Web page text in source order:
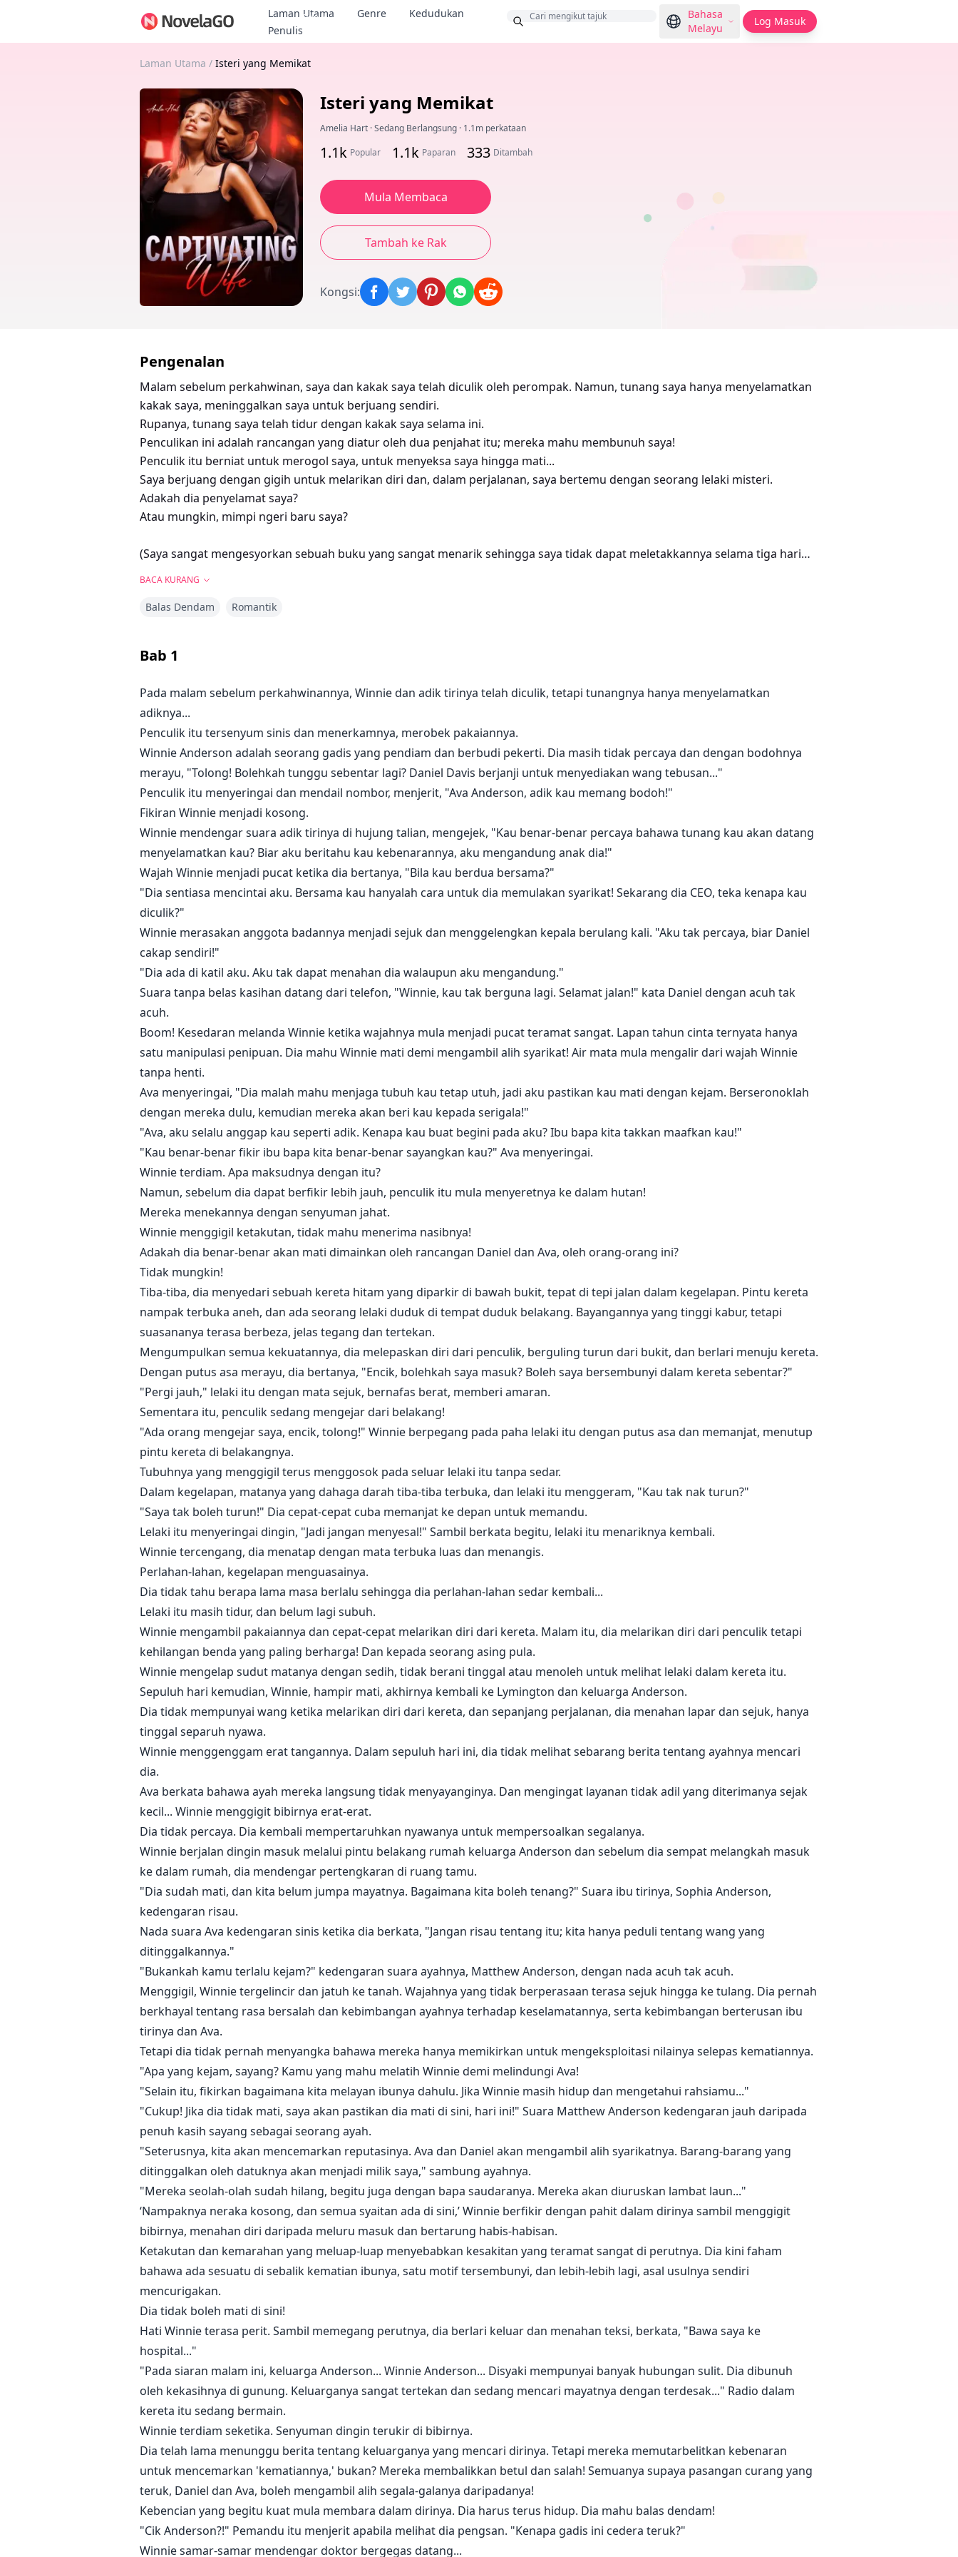
Laman Utama Genre
Kedudukan
Penulis
Bonus
Bahasa
Melayu
Log Masuk
Laman Utama / Isteri yang Memikat
Isteri yang Memikat
Amelia Hart ·Sedang Berlangsung · 1.1m perkataan
1.1k Popular 1.1k Paparan 333 Ditambah
Mula Membaca
Tambah ke Rak
Kongsi:
Pengenalan
Malam sebelum perkahwinan, saya dan kakak saya telah diculik oleh perompak. Namun, tunang saya hanya menyelamatkan
kakak saya, meninggalkan saya untuk berjuang sendiri.
Rupanya, tunang saya telah tidur dengan kakak saya selama ini.
Penculikan ini adalah rancangan yang diatur oleh dua penjahat itu; mereka mahu membunuh saya!
Penculik itu berniat untuk merogol saya, untuk menyeksa saya hingga mati...
Saya berjuang dengan gigih untuk melarikan diri dan, dalam perjalanan, saya bertemu dengan seorang lelaki misteri.
Adakah dia penyelamat saya?
Atau mungkin, mimpi ngeri baru saya?
(Saya sangat mengesyorkan sebuah buku yang sangat menarik sehingga saya tidak dapat meletakkannya selama tiga hari
BACA KURANG
Balas Dendam Romantik
Bab 1
Pada malam sebelum perkahwinannya, Winnie dan adik tirinya telah diculik, tetapi tunangnya hanya menyelamatkan
adiknya...
Penculik itu tersenyum sinis dan menerkamnya, merobek pakaiannya.
Winnie Anderson adalah seorang gadis yang pendiam dan berbudi pekerti. Dia masih tidak percaya dan dengan bodohnya
merayu, "Tolong! Bolehkah tunggu sebentar lagi? Daniel Davis berjanji untuk menyediakan wang tebusan..."
Penculik itu menyeringai dan mendail nombor, menjerit, "Ava Anderson, adik kau memang bodoh!"
Fikiran Winnie menjadi kosong.
Winnie mendengar suara adik tirinya di hujung talian, mengejek, "Kau benar-benar percaya bahawa tunang kau akan datang
menyelamatkan kau? Biar aku beritahu kau kebenarannya, aku mengandung anak dia!"
Wajah Winnie menjadi pucat ketika dia bertanya, "Bila kau berdua bersama?"
"Dia sentiasa mencintai aku. Bersama kau hanyalah cara untuk dia memulakan syarikat! Sekarang dia CEO, teka kenapa kau
diculik?"
Winnie merasakan anggota badannya menjadi sejuk dan menggelengkan kepala berulang kali. "Aku tak percaya, biar Daniel
cakap sendiri!"
"Dia ada di katil aku. Aku tak dapat menahan dia walaupun aku mengandung."
Suara tanpa belas kasihan datang dari telefon, "Winnie, kau tak berguna lagi. Selamat jalan!" kata Daniel dengan acuh tak
acuh.
Boom! Kesedaran melanda Winnie ketika wajahnya mula menjadi pucat teramat sangat. Lapan tahun cinta ternyata hanya
satu manipulasi penipuan. Dia mahu Winnie mati demi mengambil alih syarikat! Air mata mula mengalir dari wajah Winnie
tanpa henti.
Ava menyeringai, "Dia malah mahu menjaga tubuh kau tetap utuh, jadi aku pastikan kau mati dengan kejam. Berseronoklah
dengan mereka dulu, kemudian mereka akan beri kau kepada serigala!"
"Ava, aku selalu anggap kau seperti adik. Kenapa kau buat begini pada aku? Ibu bapa kita takkan maafkan kau!"
"Kau benar-benar fikir ibu bapa kita benar-benar sayangkan kau?" Ava menyeringai.
Winnie terdiam. Apa maksudnya dengan itu?
Namun, sebelum dia dapat berfikir lebih jauh, penculik itu mula menyeretnya ke dalam hutan!
Mereka menekannya dengan senyuman jahat.
Winnie menggigil ketakutan, tidak mahu menerima nasibnya!
Adakah dia benar-benar akan mati dimainkan oleh rancangan Daniel dan Ava, oleh orang-orang ini?
Tidak mungkin!
Tiba-tiba, dia menyedari sebuah kereta hitam yang diparkir di bawah bukit, tepat di tepi jalan dalam kegelapan. Pintu kereta
nampak terbuka aneh, dan ada seorang lelaki duduk di tempat duduk belakang. Bayangannya yang tinggi kabur, tetapi
suasananya terasa berbeza, jelas tegang dan tertekan.
Mengumpulkan semua kekuatannya, dia melepaskan diri dari penculik, berguling turun dari bukit, dan berlari menuju kereta.
Dengan putus asa merayu, dia bertanya, "Encik, bolehkah saya masuk? Boleh saya bersembunyi dalam kereta sebentar?"
"Pergi jauh," lelaki itu dengan mata sejuk, bernafas berat, memberi amaran.
Sementara itu, penculik sedang mengejar dari belakang!
"Ada orang mengejar saya, encik, tolong!" Winnie berpegang pada paha lelaki itu dengan putus asa dan memanjat, menutup
pintu kereta di belakangnya.
Tubuhnya yang menggigil terus menggosok pada seluar lelaki itu tanpa sedar.
Dalam kegelapan, matanya yang dahaga darah tiba-tiba terbuka, dan lelaki itu menggeram, "Kau tak nak turun?"
"Saya tak boleh turun!" Dia cepat-cepat cuba memanjat ke depan untuk memandu.
Lelaki itu menyeringai dingin, "Jadi jangan menyesal!" Sambil berkata begitu, lelaki itu menariknya kembali.
Winnie tercengang, dia menatap dengan mata terbuka luas dan menangis.
Perlahan-lahan, kegelapan menguasainya.
Dia tidak tahu berapa lama masa berlalu sehingga dia perlahan-lahan sedar kembali...
Lelaki itu masih tidur, dan belum lagi subuh.
Winnie mengambil pakaiannya dan cepat-cepat melarikan diri dari kereta. Malam itu, dia melarikan diri dari penculik tetapi
kehilangan benda yang paling berharga! Dan kepada seorang asing pula.
Winnie mengelap sudut matanya dengan sedih, tidak berani tinggal atau menoleh untuk melihat lelaki dalam kereta itu.
Sepuluh hari kemudian, Winnie, hampir mati, akhirnya kembali ke Lymington dan keluarga Anderson.
Dia tidak mempunyai wang ketika melarikan diri dari kereta, dan sepanjang perjalanan, dia menahan lapar dan sejuk, hanya
tinggal separuh nyawa.
Winnie menggenggam erat tangannya. Dalam sepuluh hari ini, dia tidak melihat sebarang berita tentang ayahnya mencari
dia.
Ava berkata bahawa ayah mereka langsung tidak menyayanginya. Dan mengingat layanan tidak adil yang diterimanya sejak
kecil... Winnie menggigit bibirnya erat-erat.
Dia tidak percaya. Dia kembali mempertaruhkan nyawanya untuk mempersoalkan segalanya.
Winnie berjalan dingin masuk melalui pintu belakang rumah keluarga Anderson dan sebelum dia sempat melangkah masuk
ke dalam rumah, dia mendengar pertengkaran di ruang tamu.
"Dia sudah mati, dan kita belum jumpa mayatnya. Bagaimana kita boleh tenang?" Suara ibu tirinya, Sophia Anderson,
kedengaran risau.
Nada suara Ava kedengaran sinis ketika dia berkata, "Jangan risau tentang itu; kita hanya peduli tentang wang yang
ditinggalkannya."
"Bukankah kamu terlalu kejam?" kedengaran suara ayahnya, Matthew Anderson, dengan nada acuh tak acuh.
Menggigil, Winnie tergelincir dan jatuh ke tanah. Wajahnya yang tidak berperasaan terasa sejuk hingga ke tulang. Dia pernah
berkhayal tentang rasa bersalah dan kebimbangan ayahnya terhadap keselamatannya, serta kebimbangan berterusan ibu
tirinya dan Ava.
Tetapi dia tidak pernah menyangka bahawa mereka hanya memikirkan untuk mengeksploitasi nilainya selepas kematiannya.
"Apa yang kejam, sayang? Kamu yang mahu melatih Winnie demi melindungi Ava!
"Selain itu, fikirkan bagaimana kita melayan ibunya dahulu. Jika Winnie masih hidup dan mengetahui rahsiamu..."
"Cukup! Jika dia tidak mati, saya akan pastikan dia mati di sini, hari ini!" Suara Matthew Anderson kedengaran jauh daripada
penuh kasih sayang sebagai seorang ayah.
"Seterusnya, kita akan mencemarkan reputasinya. Ava dan Daniel akan mengambil alih syarikatnya. Barang-barang yang
ditinggalkan oleh datuknya akan menjadi milik saya," sambung ayahnya.
"Mereka seolah-olah sudah hilang, begitu juga dengan bapa saudaranya. Mereka akan diuruskan lambat laun..."
‘Nampaknya neraka kosong, dan semua syaitan ada di sini,’ Winnie berfikir dengan pahit dalam dirinya sambil menggigit
bibirnya, menahan diri daripada meluru masuk dan bertarung habis-habisan.
Ketakutan dan kemarahan yang meluap-luap menyebabkan kesakitan yang teramat sangat di perutnya. Dia kini faham
bahawa ada sesuatu di sebalik kematian ibunya, satu motif tersembunyi, dan lebih-lebih lagi, asal usulnya sendiri
mencurigakan.
Dia tidak boleh mati di sini!
Hati Winnie terasa perit. Sambil memegang perutnya, dia berlari keluar dan menahan teksi, berkata, "Bawa saya ke
hospital..."
"Pada siaran malam ini, keluarga Anderson... Winnie Anderson... Disyaki mempunyai banyak hubungan sulit. Dia dibunuh
oleh kekasihnya di gunung. Keluarganya sangat tertekan dan sedang mencari mayatnya dengan terdesak..." Radio dalam
kereta itu sedang bermain.
Winnie terdiam seketika. Senyuman dingin terukir di bibirnya.
Dia telah lama menunggu berita tentang keluarganya yang mencari dirinya. Tetapi mereka memutarbelitkan kebenaran
untuk mencemarkan 'kematiannya,' bukan? Mereka membalikkan betul dan salah! Semuanya supaya pasangan curang yang
teruk, Daniel dan Ava, boleh mengambil alih segala-galanya daripadanya!
Kebencian yang begitu kuat mula membara dalam dirinya. Dia harus terus hidup. Dia mahu balas dendam!
"Cik Anderson?!" Pemandu itu menjerit apabila melihat dia pengsan. "Kenapa gadis ini cedera teruk?"
Winnie samar-samar mendengar doktor bergegas datang...